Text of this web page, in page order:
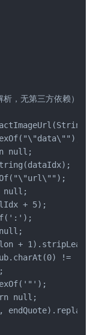
，无第三方依赖）
null;
null;
+ 5);
+
!=
null;